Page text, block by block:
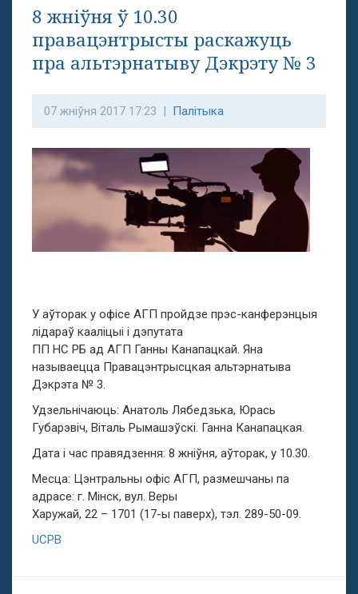
8 жніўня ў 10.30
правацэнтрысты раскажуць
пра альтэрнатыву Дэкрэту № 3
07 жніўня 2017 17:23 | Палітыка
У аўторак у офісе АГП пройдзе прэс-канферэнцыя
лідараў кааліцыі і дэпутата
ПП НС РБ ад АГП Ганны Канапацкай. Яна
называецца Правацэнтрысцкая альтэрнатыва
Дэкрэта № 3.
Удзельнічаюць: Анатоль Лябедзька, Юрась
Губарэвіч, Віталь Рымашэўскі. Ганна Канапацкая.
Дата і час правядзення: 8 жніўня, аўторак, у 10.30.
Месца: Цэнтральны офіс АГП, размешчаны па
адрасе: г. Мінск, вул. Веры
Харужай, 22 – 1701 (17-ы паверх), тэл. 289-50-09.
UCPB